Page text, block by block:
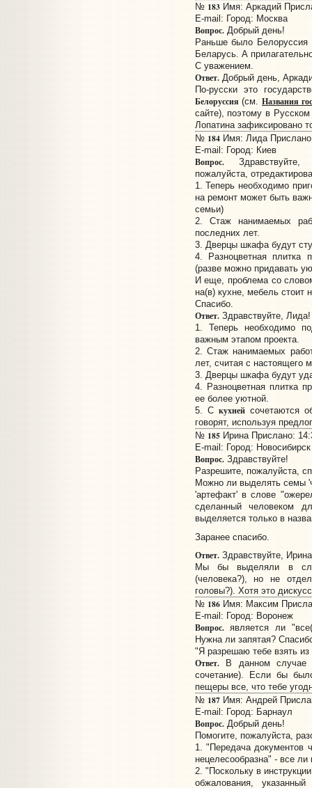
№ 183Имя: Аркадий
E-mail: Город: Москва
Вопрос.Добрый день!
Раньше было Белоруссия
Беларусь. А
С уважением.
Ответ.Добрый день,
По-русски это
Белоруссия (см.Названия
сайте), поэтому в
Лопатина зафиксировано
№ 184Имя: Лида
E-mail: Город: Киев
Вопрос.Здравствуйте,
пожалуйста,
1. Теперь необходимо
на ремонт может быть
семьи)
2. Стаж нанимаемых
последних лет.
3. Дверцы шкафа будут
4. Разноцветная плитка
(разве можно придавать
И еще, проблема со
на(в) кухне, мебель стоит
Спасибо.
Ответ.Здравствуйте, Лида!
1. Теперь необходимо
важным этапом проекта.
2. Стаж нанимаемых
лет, считая с настоящего
3. Дверцы шкафа будут
4. Разноцветная плитка
ее более уютной.
5. С кухней сочетаются
говорят, используя
№ 185Ирина Прислано:
E-mail: Город: Новосибирск
Вопрос.Здравствуйте!
Разрешите, пожалуйста,
Можно ли выделять семы
'артефакт' в слове
сделанный человеком
выделяется только в
Заранее спасибо.
Ответ.Здравствуйте,
Мы бы выделяли в
(человека?), но не
головы?). Хотя это
№ 186Имя: Максим
E-mail: Город: Воронеж
Вопрос.является ли
Нужна ли запятая?
"Я разрешаю тебе взять
Ответ.В данном случае
сочетание). Если бы
пещеры все, что тебе
№ 187Имя: Андрей
E-mail: Город: Барнаул
Вопрос.Добрый день!
Помогите, пожалуйста,
1. "Передача документов
нецелесообразна" - все
2. "Поскольку в
обжалования,